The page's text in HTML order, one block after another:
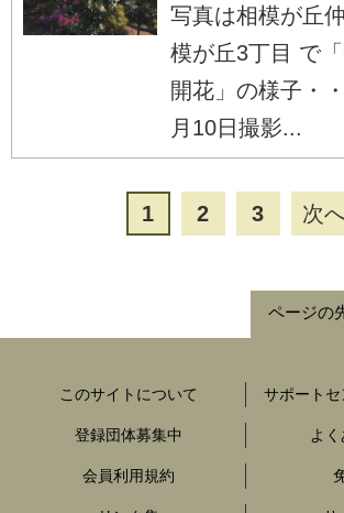
写真は相模が丘
模が丘3丁目 で
開花」の様子・
月10日撮影...
1 2 3 次
ページの
このサイトについて サポート
登録団体募集中 よ
会員利用規約